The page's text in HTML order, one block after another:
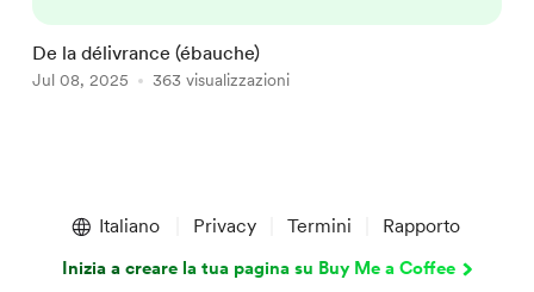
n'a pas pour objet initial la ruine des
hommes, mêmes de quelques uns… En
vérité les ruines et les faillites ne peuvent
De la délivrance (ébauche)
Jul 08, 2025 363 visualizzazioni
Italiano Privacy Termini Rapporto
Inizia a creare la tua pagina su Buy Me a Coffee